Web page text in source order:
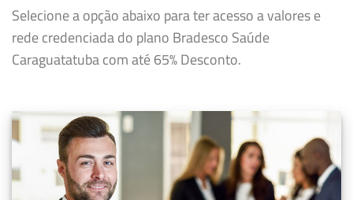
Selecione a opção abaixo para ter acesso a valores e
rede credenciada do plano Bradesco Saúde
Caraguatatuba com até 65% Desconto.